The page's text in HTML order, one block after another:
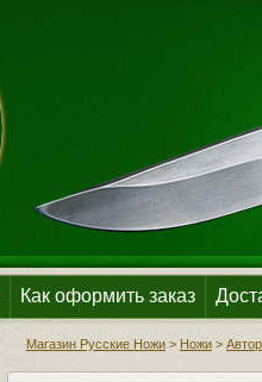
Как оформить заказ
Магазин Русские Ножи > Ножи >